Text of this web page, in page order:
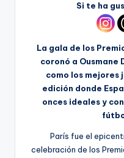
Si te ha
La gala de los
coronó a Ousmane
como los mejores
edición donde
onces ideales y
París fue el
celebración de los